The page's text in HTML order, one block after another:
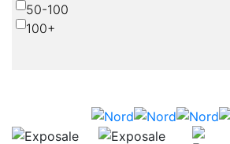
50-100
100+